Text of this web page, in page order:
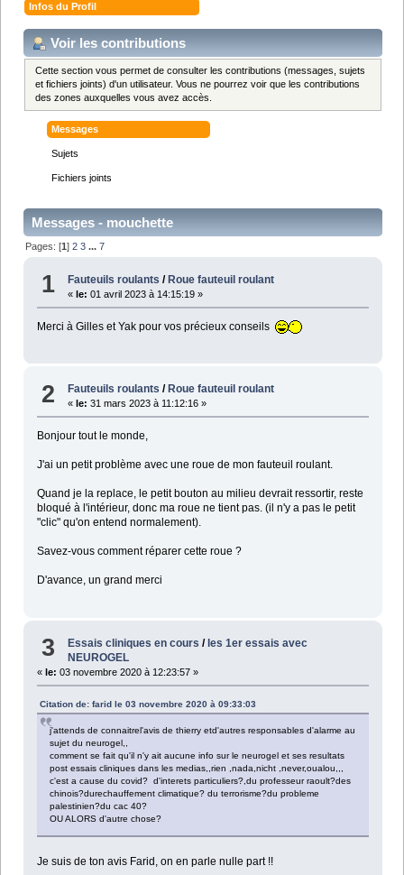
Infos du Profil
Voir les contributions
Cette section vous permet de consulter les contributions (messages, sujets
et fichiers joints) d'un utilisateur. Vous ne pourrez voir que les contributions
des zones auxquelles vous avez accès.
Messages
Sujets
Fichiers joints
Messages - mouchette
Pages: [1]2 3 ...7
1 Fauteuils roulants /Roue fauteuil roulant
«le: 01 avril 2023 à 14:15:19 »
Merci à Gilles et Yak pour vos précieux conseils
2 Fauteuils roulants / Roue fauteuil roulant
« le: 31 mars 2023 à 11:12:16 »
Bonjour tout le monde,
J'ai un petit problème avec une roue de mon fauteuil roulant.
Quand je la replace, le petit bouton au milieu devrait ressortir, reste
bloqué à l'intérieur, donc ma roue ne tient pas. (il n'y a pas le petit
"clic" qu'on entend normalement).
Savez-vous comment réparer cette roue ?
D'avance, un grand merci
3 Essais cliniques en cours /les 1er essais avec
NEUROGEL
« le: 03 novembre 2020 à 12:23:57 »
Citation de: farid le 03 novembre 2020 à 09:33:03
j'attends de connaitrel'avis de thierry etd'autres responsables d'alarme au
sujet du neurogel,,
comment se fait qu'il n'y ait aucune info sur le neurogel et ses resultats
post essais cliniques dans les medias,,rien ,nada,nicht ,never,oualou,,,
c'est a cause du covid? d'interets particuliers?,du professeur raoult?des
chinois?durechauffement climatique? du terrorisme?du probleme
palestinien?du cac 40?
OU ALORS d'autre chose?
Je suis de ton avis Farid, on en parle nulle part !!